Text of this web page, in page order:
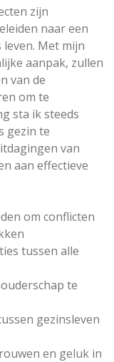
zijn
naar een
Met mijn
aanpak, zullen
van de
om te
sta ik steeds
gezin te
van
aan effectieve
om conflicten
tussen alle
te
gezinsleven
en geluk in